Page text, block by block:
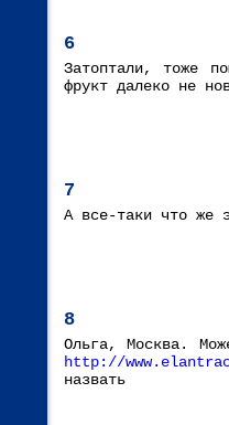
6
Затоптали, тоже
фрукт далеко не
7
А все-таки что же
8
Ольга, Москва.
http://
назвать